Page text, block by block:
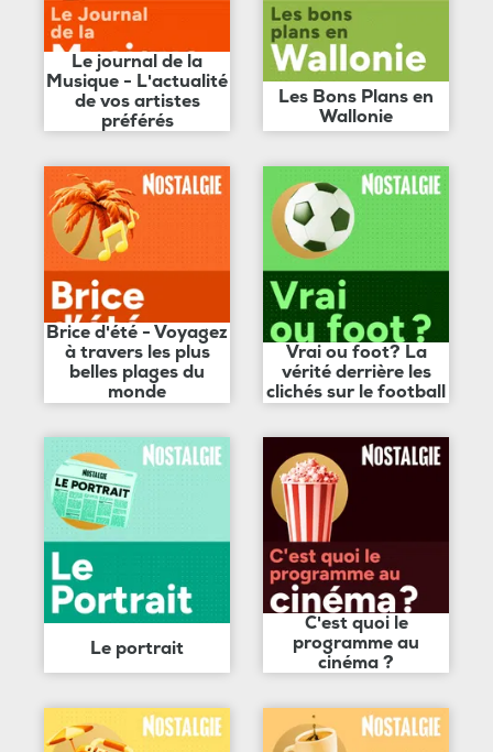
Le journal de la
Musique - L'actualité
de vos artistes
préférés
Les Bons Plans en
Wallonie
Brice d'été - Voyagez
à travers les plus
belles plages du
monde
Vrai ou foot? La
vérité derrière les
clichés sur le football
Le portrait
C'est quoi le
programme au
cinéma ?